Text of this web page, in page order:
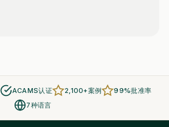
ACAMS认证 2,100+案例
99%批准率
7种语言